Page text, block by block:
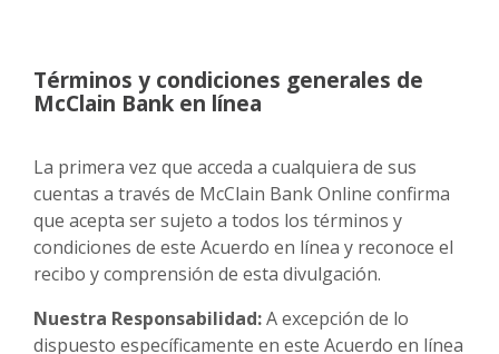
Términos y condiciones generales de
McClain Bank en línea
La primera vez que acceda a cualquiera de sus
cuentas a través de McClain Bank Online confirma
que acepta ser sujeto a todos los términos y
condiciones de este Acuerdo en línea y reconoce el
recibo y comprensión de esta divulgación.
Nuestra Responsabilidad:A excepción de lo
dispuesto específicamente en este Acuerdo en línea